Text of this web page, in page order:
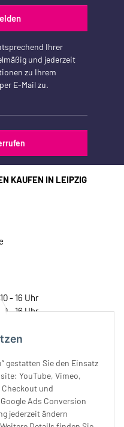
gestatten Sie den Einsatz
YouTube, Vimeo,
Checkout und
Ads Conversion
jederzeit ändern
Ihrer
und jederzeit
zu Ihrem
E-Mail zu.
KAUFEN IN LEIPZIG
10 - 16 Uhr
10 - 16 Uhr
10 - 18 Uhr
10 - 14 Uhr